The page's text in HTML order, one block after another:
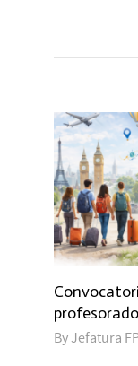
ByJefatura